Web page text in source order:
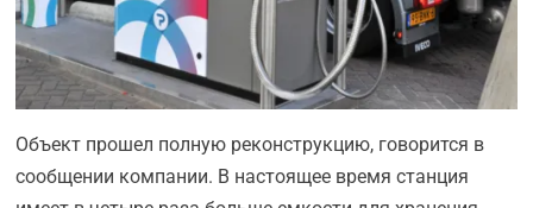
Объект прошел полную реконструкцию, говорится в
сообщении компании. В настоящее время станция